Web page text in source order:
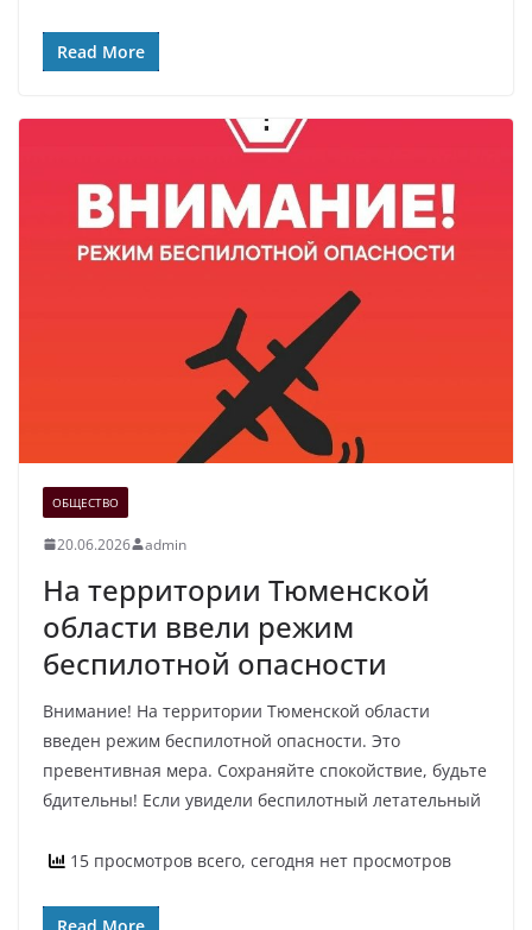
Read More
ОБЩЕСТВО
20.06.2026 admin
На территории Тюменской
области ввели режим
беспилотной опасности
Внимание! На территории Тюменской области
введен режим беспилотной опасности. Это
превентивная мера. Сохраняйте спокойствие, будьте
бдительны! Если увидели беспилотный летательный
15 просмотров всего, сегодня нет просмотров
Read More